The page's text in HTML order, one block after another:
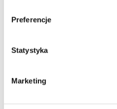
Preferencje
Statystyka
Marketing
Wyłączność